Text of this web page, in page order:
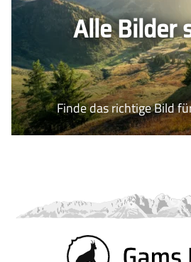
Alle Bilder
Finde das richtige Bild